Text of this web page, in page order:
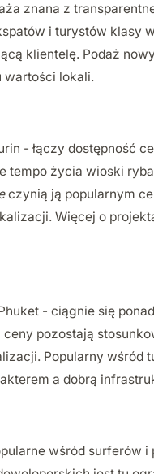
znana z
i turystów klasy
klientelę. Podaż
wartości lokali.
- łączy dostępność
tempo życia wioski
czynią ją popularnym
Więcej o
- ciągnie się
pozostają
Popularny wśród
a dobrą
wśród surferów